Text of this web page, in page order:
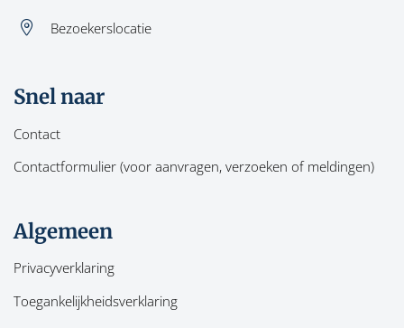
Bezoekerslocatie
Snel naar
Contact
Contactformulier (voor aanvragen, verzoeken of meldingen)
Algemeen
Privacyverklaring
Toegankelijkheidsverklaring